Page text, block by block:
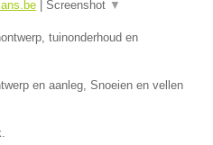
Screenshot ▼
tuinonderhoud en
en aanleg, Snoeien en vellen